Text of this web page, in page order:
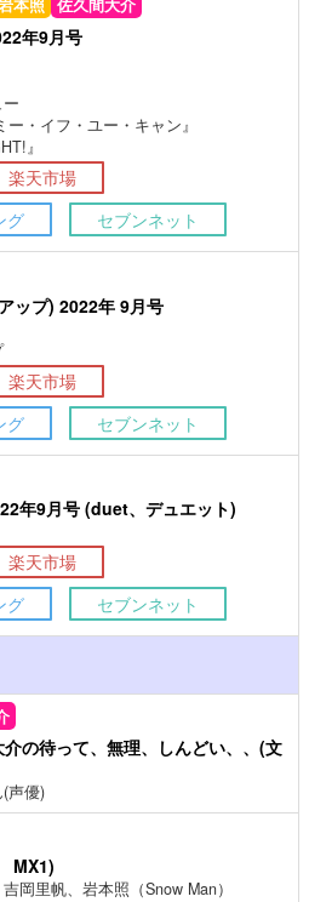
年9月号
・イフ・ユー・キャン』
』
楽天市場
グ
セブンネット
ップ) 2022年 9月号
楽天市場
グ
セブンネット
年9月号 (duet、デュエット)
楽天市場
グ
セブンネット
の待って、無理、しんどい、、(文
声優)
MX1)
岡里帆、岩本照（Snow Man）